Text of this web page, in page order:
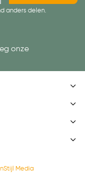
anders delen.
onze
InStijl Media